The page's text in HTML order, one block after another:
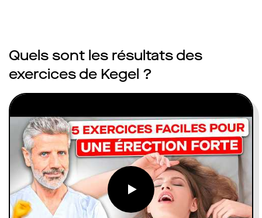
Quels sont les résultats des
exercices de Kegel ?